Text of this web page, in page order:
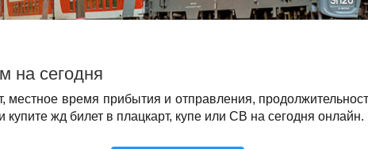
на сегодня
время прибытия и отправления,
жд билет в плацкарт, купе или СВ на сегодня онлайн.